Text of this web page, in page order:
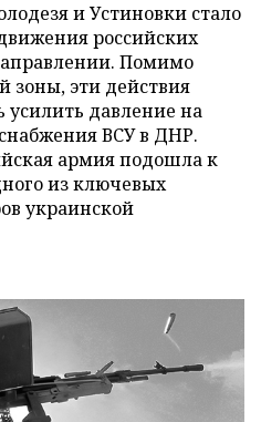
и Устиновки стало
российских
Помимо
зоны, эти действия
усилить давление на
ВСУ в ДНР.
армия подошла к
из ключевых
украинской